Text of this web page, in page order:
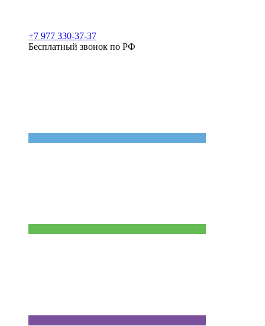
+7 977 330-37-37
Бесплатный звонок по РФ